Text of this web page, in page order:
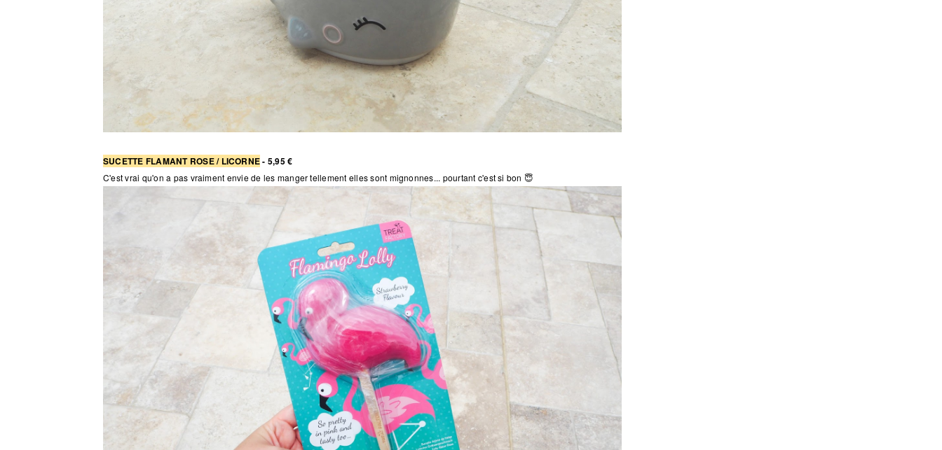
SUCETTE FLAMANT ROSE / LICORNE- 5,95 €
C'est vrai qu'on a pas vraiment envie de les manger tellement elles sont mignonnes... pourtant c'est si bon 😇